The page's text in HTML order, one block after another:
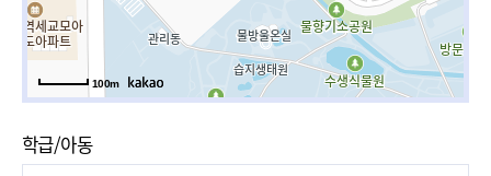
100m
학급/아동